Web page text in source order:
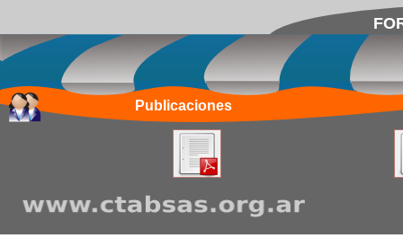
Publicaciones